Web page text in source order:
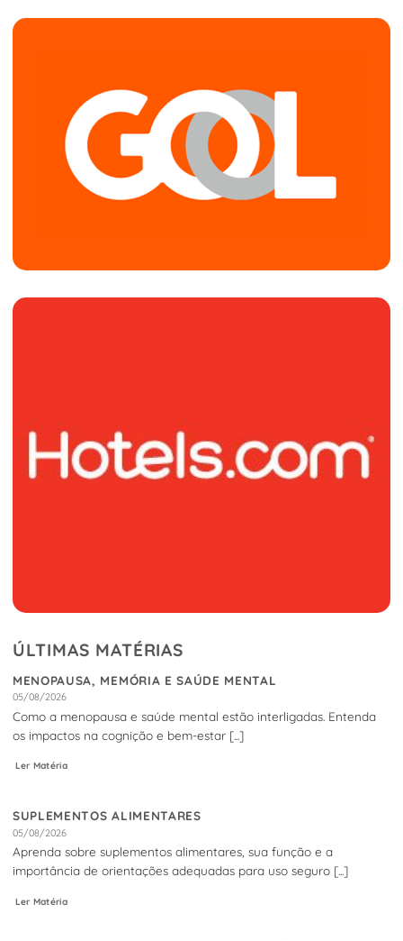
ÚLTIMAS MATÉRIAS
MENOPAUSA, MEMÓRIA E SAÚDE MENTAL
05/08/2026
Como a menopausa e saúde mental estão interligadas. Entenda
os impactos na cognição e bem-estar [...]
Ler Matéria
SUPLEMENTOS ALIMENTARES
05/08/2026
Aprenda sobre suplementos alimentares, sua função e a
importância de orientações adequadas para uso seguro [...]
Ler Matéria